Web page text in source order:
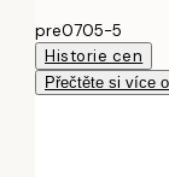
pre0705-5
Historie cen
Přečtěte si více